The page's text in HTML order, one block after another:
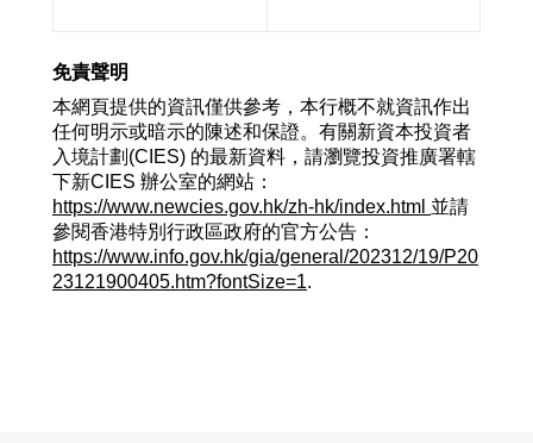
免責聲明
本網頁提供的資訊僅供參考，本行概不就資訊作出
任何明示或暗示的陳述和保證。有關新資本投資者
入境計劃(CIES) 的最新資料，請瀏覽投資推廣署轄
下新CIES 辦公室的網站：
https://www.newcies.gov.hk/zh-hk/index.html 並請
參閱香港特別行政區政府的官方公告：
https://www.info.gov.hk/gia/general/202312/19/P20
23121900405.htm?fontSize=1.